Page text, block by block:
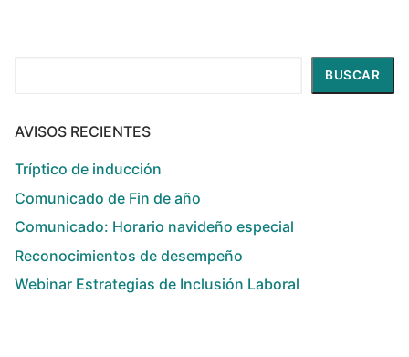
BUSCAR
AVISOS RECIENTES
Tríptico de inducción
Comunicado de Fin de año
Comunicado: Horario navideño especial
Reconocimientos de desempeño
Webinar Estrategias de Inclusión Laboral